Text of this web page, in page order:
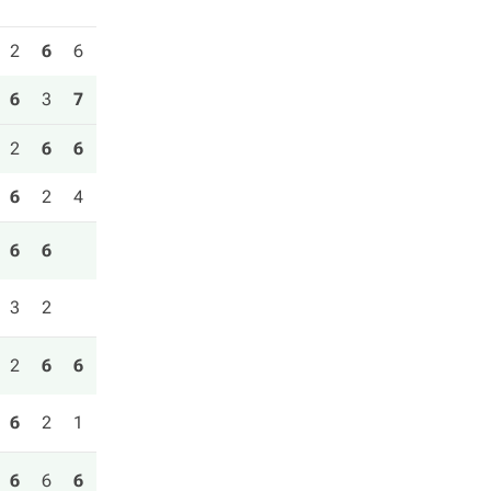
2 6 6
6 3 7
2 6 6
6 2 4
6 6
3 2
2 6 6
6 2 1
6 6 6